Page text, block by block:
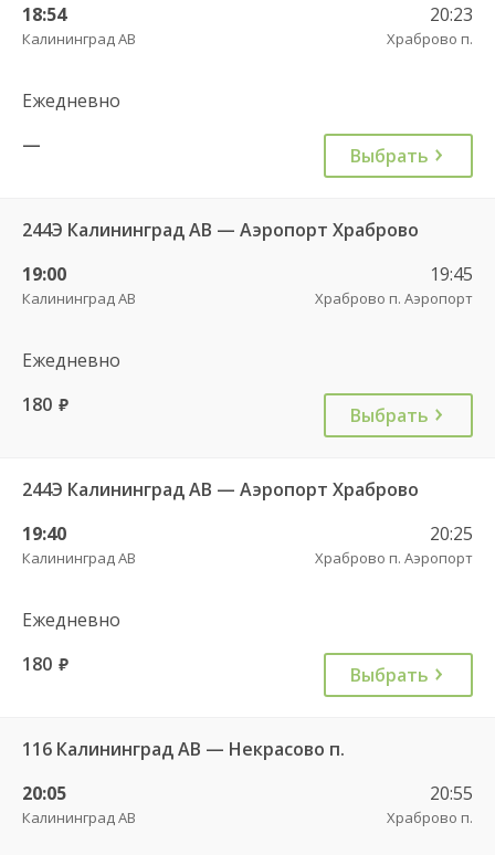
18:54
Калининград АВ
20:23
Храброво п.
Ежедневно
—
Выбрать
244Э Калининград АВ — Аэропорт Храброво
19:00
Калининград АВ
19:45
Храброво п. Аэропорт
Ежедневно
180 руб. Выбрать
244Э Калининград АВ — Аэропорт Храброво
19:40
Калининград АВ
20:25
Храброво п. Аэропорт
Ежедневно
180 руб. Выбрать
116 Калининград АВ — Некрасово п.
20:05
Калининград АВ
20:55
Храброво п.